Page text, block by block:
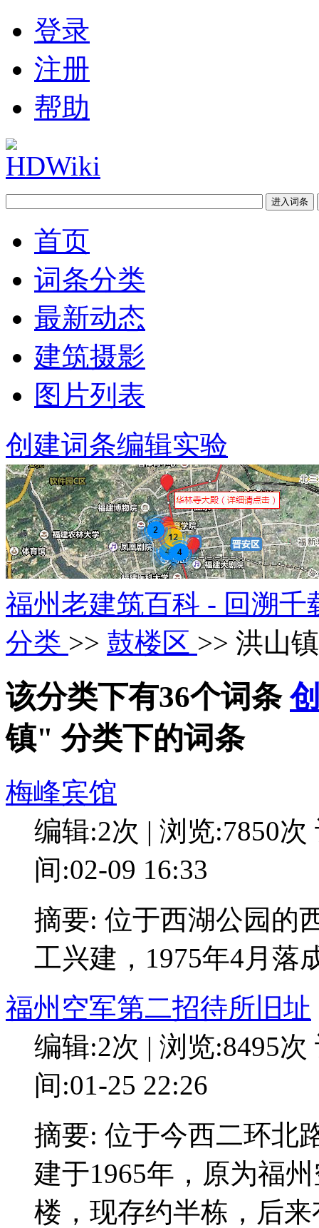
登录
注册
帮助
首页
词条分类
最新动态
建筑摄影
图片列表
创建词条编辑实验
福州老建筑百科 - 回溯
分类 >> 鼓楼区 >> 洪山镇
该分类下有36个词条
镇" 分类下的词条
梅峰宾馆
编辑:2次 | 浏览:7850次
间:02-09 16:33
摘要: 位于西湖公园的
工兴建，1975年4月落
福州空军第二招待所旧址
编辑:2次 | 浏览:8495次
间:01-25 22:26
摘要: 位于今西二环北
建于1965年，原为福
楼，现存约半栋，后